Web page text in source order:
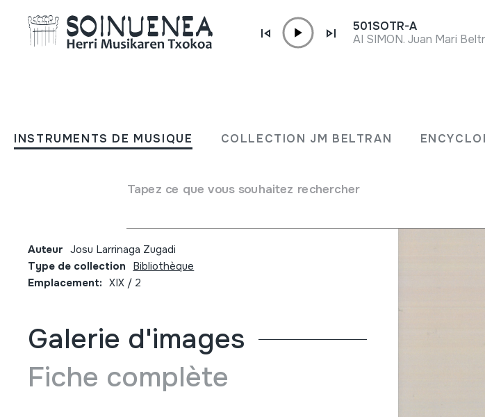
INSTRUMENTS DE MUSIQUE COLLECTION JM BELTRAN
Tapez ce que vous souhaitez rechercher
501SOTR-A
AI SIMON. Juan Mari
Historia de la danza tradicional,
del Antiguo Regimen a la
Auteur Josu Larrinaga Zugadi
Type de collection Bibliothèque
Emplacement: XIX / 2
Galerie d'images
Fiche complète